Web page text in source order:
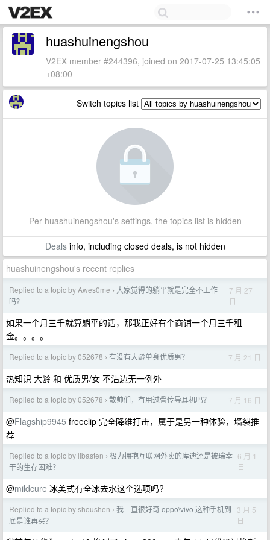
huashuinengshou
V2EX member #244396, joined on 2017-07-25 13:45:05
+08:00
Switch topics list
Per huashuinengshou's settings, the topics list is hidden
Dealsinfo, including closed deals, is not hidden
huashuinengshou's recent replies
Replied to a topic by Awes0me › 大家觉得的躺平就是完全不工作
吗？
7 月 27
日
如果一个月三千就算躺平的话，那我正好有个商铺一个月三千租
金。。。。
Replied to a topic by 052678 › 有没有大龄单身优质男？ 7 月 21 日
热知识 大龄 和 优质男/女 不沾边无一例外
Replied to a topic by 052678 › 散帅们，有用过骨传导耳机吗？ 7 月 16 日
@Flagship9945 freeclip 完全降维打击，属于是另一种体验，墙裂推
荐
Replied to a topic by libasten › 极力拥抱互联网外卖的库迪还是被瑞幸
干的生存困难？
6 月 1
日
@mildcure 冰美式有全冰去水这个选项吗?
Replied to a topic by shoushen › 我一直很好奇 oppo\vivo 这种手机到
底是谁再买？
3 月 5
日